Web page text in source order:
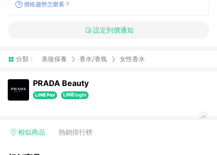
價格趨勢怎麼看？
設定到價通知
分類： 美妝保養 香水/香氛 女性香水
PRADA Beauty
相似商品 熱銷排行榜